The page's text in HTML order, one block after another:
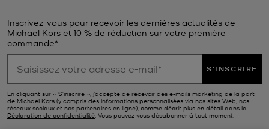
tenue. Parfaits pour le quotidien, ils sont petits et discrets. Mais
cela ne veut pas dire qu'ils manquent de style. Avec leurs formes
uniques, leurs cristaux scintillants et leurs couleurs vives, vous
trouverez une paire qui viendra compléter votre look sans trop
attirer l'attention. Vous cherchez quelque chose de plus voyant ?
une multitude de tons métalliques et de tailles différentes pour ce
type de boucles d'oreilles classique. Optez pour une petite taille
lorsque vous voulez un look sobre, et pour des modèles plus
Inscrivez-vous pour recevoir les dernières actualités de
Michael Kors et 10 % de réduction sur votre première
commande*.
S'INSCRIRE
En cliquant sur « S’inscrire », j’accepte de recevoir des e-mails marketing de la part
de Michael Kors (y compris des informations personnalisées via nos sites Web, nos
réseaux sociaux et nos partenaires en ligne), comme décrit plus en détail dans la
Déclaration de confidentialité . Vous pouvez vous désabonner à tout moment.